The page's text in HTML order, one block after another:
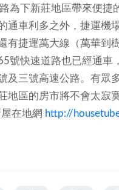
為下新莊地區帶來便捷
通車利多之外，捷運機
有捷運萬大線（萬華到
號快速道路也已經通車
及三號高速公路。有眾
地區的房市將不會太寂
在地網 http://